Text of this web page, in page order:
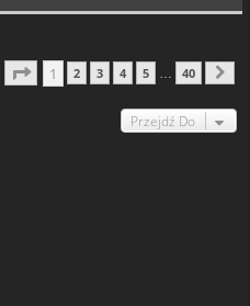
Strona1 40
1 2 3 4 5 40
Przejdź Do